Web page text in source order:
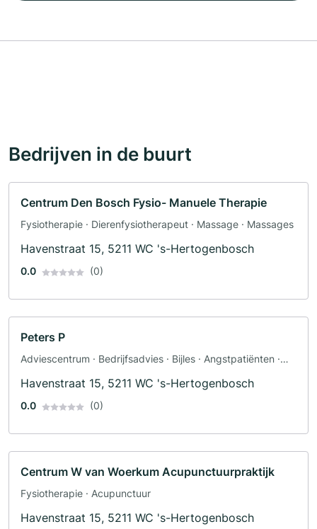
Bedrijven in de buurt
Centrum Den Bosch Fysio- Manuele Therapie
Fysiotherapie · Dierenfysiotherapeut · Massage · Massages
Havenstraat 15, 5211 WC 's-Hertogenbosch
0.0 (0)
Peters P
Adviescentrum · Bedrijfsadvies · Bijles · Angstpatiënten ·
Havenstraat 15, 5211 WC 's-Hertogenbosch
0.0 (0)
Centrum W van Woerkum Acupunctuurpraktijk
Fysiotherapie · Acupunctuur
Havenstraat 15, 5211 WC 's-Hertogenbosch